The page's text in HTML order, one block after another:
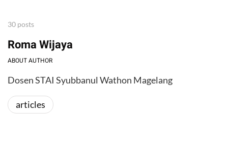
30 posts
Roma Wijaya
ABOUT AUTHOR
Dosen STAI Syubbanul Wathon Magelang
articles